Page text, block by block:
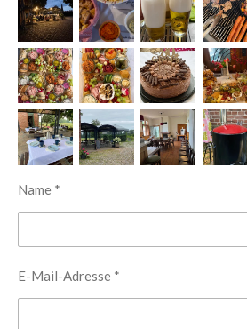
Name *
E-Mail-Adresse *